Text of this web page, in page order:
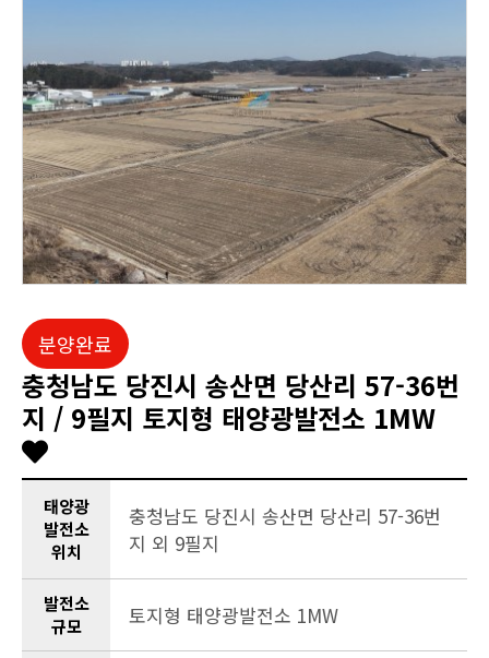
분양완료
충청남도 당진시 송산면 당산리 57-36번
지 / 9필지 토지형 태양광발전소 1MW
태양광
발전소
위치
충청남도 당진시 송산면 당산리 57-36번
지 외 9필지
발전소
규모
토지형 태양광발전소 1MW